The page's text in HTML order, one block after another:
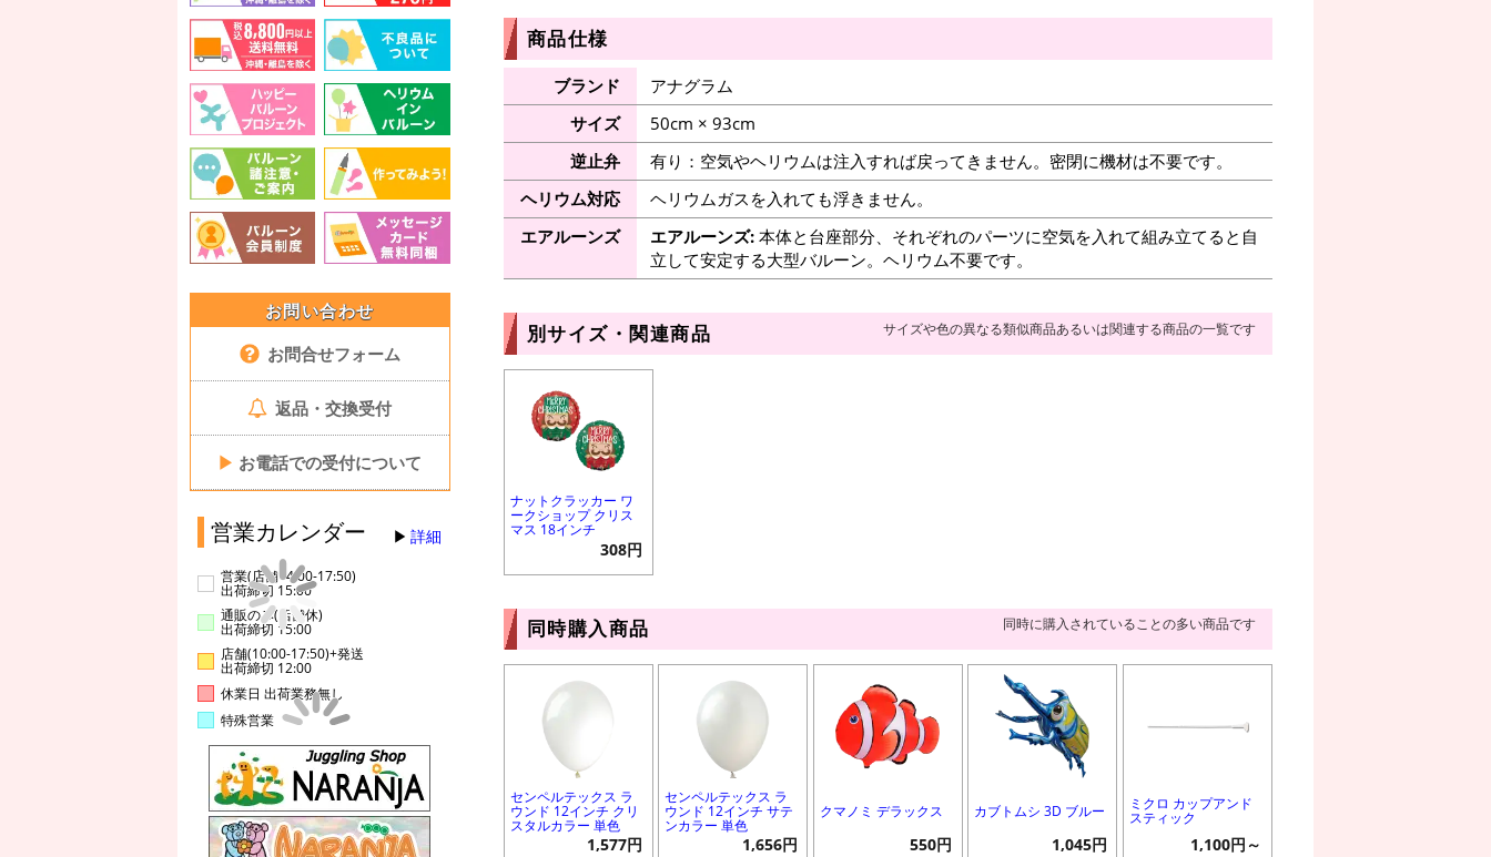
お問い合わせ
お問合せフォーム
返品・交換受付
▶ お電話での受付について
営業カレンダー 詳細
営業(店舗14:00-17:50)
出荷締切 15:00
通販のみ(店舗休)
出荷締切 15:00
店舗(10:00-17:50)+発送
出荷締切 12:00
休業日 出荷業務無し
特殊営業
商品仕様
ブランド
アナグラム
サイズ
50cm × 93cm
逆止弁
有り：空気やヘリウムは注入すれば戻ってきません。密閉に機材は不要です。
ヘリウム対応
ヘリウムガスを入れても浮きません。
エアルーンズ
エアルーンズ:本体と台座部分、それぞれのパーツに空気を入れて組み立てると自
立して安定する大型バルーン。ヘリウム不要です。
別サイズ・関連商品 サイズや色の異なる類似商品あるいは関連する商品の一覧です
ナットクラッカー ワ
ークショップ クリス
マス 18インチ
308円
同時購入商品 同時に購入されていることの多い商品です
センペルテックス ラ
ウンド 12インチ クリ
スタルカラー 単色
1,577円
センペルテックス ラ
ウンド 12インチ サテ
ンカラー 単色
1,656円
クマノミ デラックス
550円
カブトムシ 3D ブルー
1,045円
ミクロ カップアンド
スティック
1,100円～